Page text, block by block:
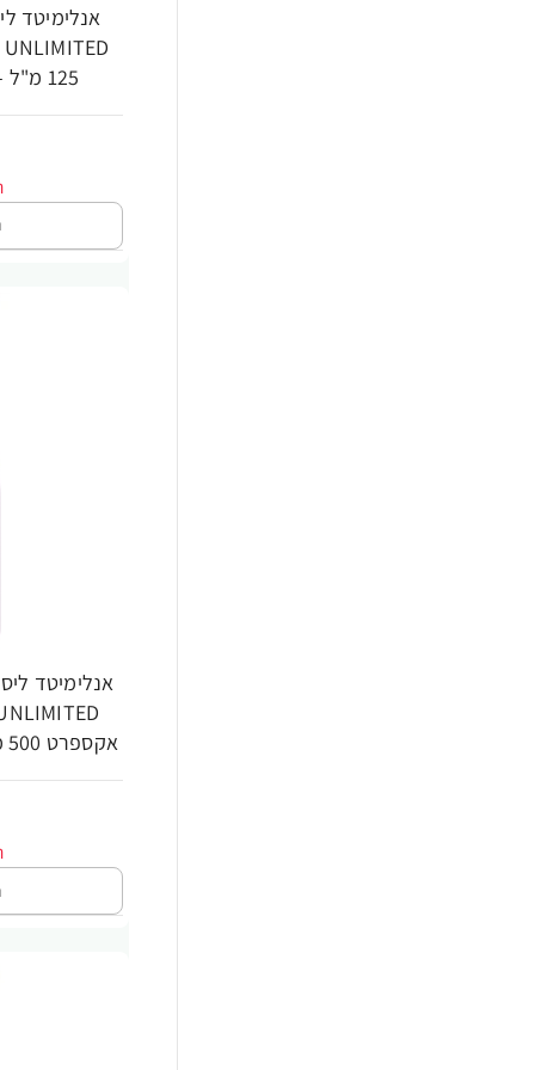
125 מ"ל - מבית לוריאל פרופסיונל
אנלימיטד
אקספרט 500 מ"ל - מבית לוריאל פרופסיונל